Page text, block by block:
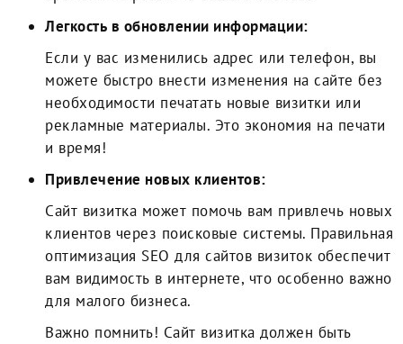
Легкость в обновлении информации:
Если у вас изменились адрес или телефон, вы
можете быстро внести изменения на сайте без
необходимости печатать новые визитки или
рекламные материалы. Это экономия на печати
и время!
Привлечение новых клиентов:
Сайт визитка может помочь вам привлечь новых
клиентов через поисковые системы. Правильная
оптимизация SEO для сайтов визиток обеспечит
вам видимость в интернете, что особенно важно
для малого бизнеса.
Важно помнить! Сайт визитка должен быть